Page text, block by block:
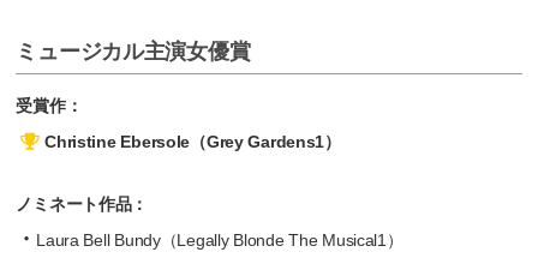
ミュージカル主演女優賞
受賞作：
Christine Ebersole（Grey Gardens1）
ノミネート作品：
Laura Bell Bundy（Legally Blonde The Musical1）